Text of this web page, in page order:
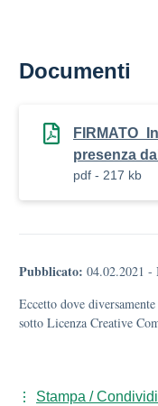
Documenti
presenza
pdf - 217 kb
Pubblicato: 04.02.2021 -
Eccetto dove
sotto Licenza Creative
Stampa / Condividi